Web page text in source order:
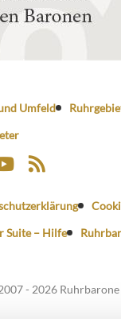
Umfeld
Suite – Hilfe
- 2026 Ruhrbarone